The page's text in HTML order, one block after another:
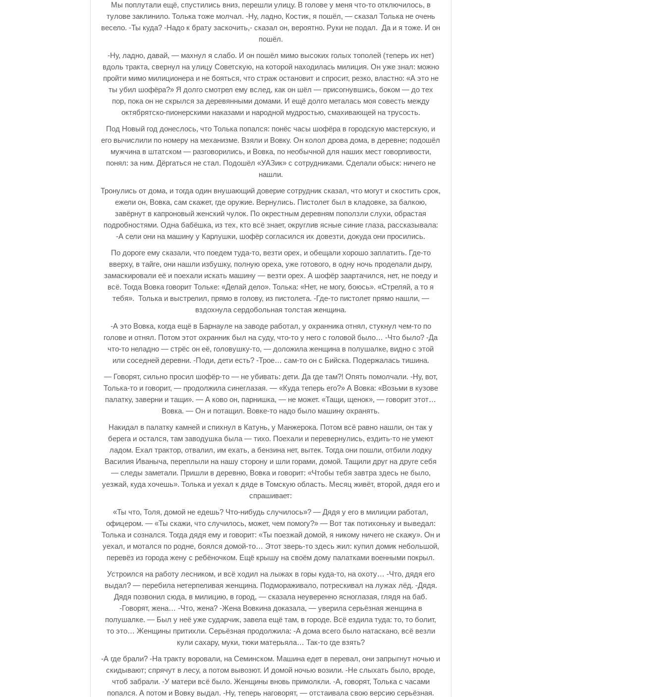
Мы поплутали ещё, спустились вниз, перешли улицу. В голове у меня что-то отключилось, в
тулове заклинило. Толька тоже молчал. -Ну, ладно, Костик, я пошёл, — сказал Толька не очень
весело. -Ты куда? -Надо к брату заскочить,- сказал он, вероятно. Руки не подал. Да и я тоже. И он
пошёл.
-Ну, ладно, давай, — махнул я слабо. И он пошёл мимо высоких голых тополей (теперь их нет)
вдоль тракта, свернул на улицу Советскую, на которой находилась милиция. Он уже знал: можно
пройти мимо милиционера и не бояться, что страж остановит и спросит, резко, властно: «А это не
ты убил шофёра?» Я долго смотрел ему вслед, как он шёл — присогнувшись, боком — до тех
пор, пока он не скрылся за деревянными домами. И ещё долго металась моя совесть между
октябрятско-пионерскими наказами и народной мудростью, смахивающей на трусость.
Под Новый год донеслось, что Толька попался: понёс часы шофёра в городскую мастерскую, и
его вычислили по номеру на механизме. Взяли и Вовку. Он колол дрова дома, в деревне; подошёл
мужчина в штатском — разговорились, и Вовка, по необычной для наших мест говорливости,
понял: за ним. Дёргаться не стал. Подошёл «УАЗик» с сотрудниками. Сделали обыск: ничего не
нашли.
Тронулись от дома, и тогда один внушающий доверие сотрудник сказал, что могут и скостить срок,
ежели он, Вовка, сам скажет, где оружие. Вернулись. Пистолет был в кладовке, за балкою,
завёрнут в капроновый женский чулок. По окрестным деревням поползли слухи, обрастая
подробностями. Одна бабёшка, из тех, кто всё знает, округлив ясные синие глаза, рассказывала:
-А сели они на машину у Карлушки, шофёр согласился их довезти, докуда они просились.
По дороге ему сказали, что поедем туда-то, везти орех, и обещали хорошо заплатить. Где-то
вверху, в тайге, они нашли избушку, полную ореха, уже готового, в одну ночь проделали дыру,
замаскировали её и поехали искать машину — везти орех. А шофёр заартачился, нет, не поеду и
всё. Тогда Вовка говорит Тольке: «Делай дело». Толька: «Нет, не могу, боюсь». «Стреляй, а то я
тебя». Толька и выстрелил, прямо в голову, из пистолета. -Где-то пистолет прямо нашли, —
вздохнула сердобольная толстая женщина.
-А это Вовка, когда ещё в Барнауле на заводе работал, у охранника отнял, стукнул чем-то по
голове и отнял. Потом этот охранник был на суду, что-то у него с головой было… -Что было? -Да
что-то неладно — стрёс он её, головушку-то, — доложила женщина в полушалке, видно с этой
или соседней деревни. -Поди, дети есть? -Трое… сам-то он с Бийска. Подержалась тишина.
— Говорят, сильно просил шофёр-то — не убивать: дети. Да где там?! Опять помолчали. -Ну, вот,
Толька-то и говорит, — продолжила синеглазая. — «Куда теперь его?» А Вовка: «Возьми в кузове
палатку, заверни и тащи». — А ково он, парнишка, — не может. «Тащи, щенок», — говорит этот…
Вовка. — Он и потащил. Вовке-то надо было машину охранять.
Накидал в палатку камней и спихнул в Катунь, у Манжерока. Потом всё равно нашли, он так у
берега и остался, там заводушка была — тихо. Поехали и перевернулись, ездить-то не умеют
ладом. Ехал трактор, отвалил, им ехать, а бензина нет, вытек. Тогда они пошли, отбили лодку
Василия Иваныча, переплыли на нашу сторону и шли горами, домой. Тащили друг на друге себя
— следы заметали. Пришли в деревню, Вовка и говорит: «Чтобы тебя завтра здесь не было,
уезжай, куда хочешь». Толька и уехал к дяде в Томскую область. Месяц живёт, второй, дядя его и
спрашивает:
«Ты что, Толя, домой не едешь? Что-нибудь случилось»? — Дядя у его в милиции работал,
офицером. — «Ты скажи, что случилось, может, чем помогу?» — Вот так потихоньку и выведал:
Толька и сознался. Тогда дядя ему и говорит: «Ты поезжай домой, я никому ничего не скажу». Он и
уехал, и мотался по родне, боялся домой-то… Этот зверь-то здесь жил: купил домик небольшой,
перевёз из города жену с ребёночком. Ещё крышу на своём дому палатками военными покрыл.
Устроился на работу лесником, и всё ходил на лыжах в горы куда-то, на охоту… -Что, дядя его
выдал? — перебила нетерпеливая женщина. Подмораживало, потрескивал на лужах лёд. -Дядя.
Дядя позвонил сюда, в милицию, в город, — сказала неуверенно ясноглазая, глядя на баб.
-Говорят, жена… -Что, жена? -Жена Вовкина доказала, — уверила серьёзная женщина в
полушалке. — Был у неё уже сударчик, завела ещё там, в городе. Всё ездила туда: то, то болит,
то это… Женщины притихли. Серьёзная продолжила: -А дома всего было натаскано, всё везли
кули сахару, муки, тюки матерьяла… Так-то где взять?
-А где брали? -На тракту воровали, на Семинском. Машина едет в перевал, они запрыгнут ночью и
скидывают; спрячут в лесу, а потом вывозют. И домой ночью возили. -Не слыхать было, вроде,
чтоб забрали. -У матери всё было. Женщины вновь примолкли. -А, говорят, Толька с часами
попался. А потом и Вовку выдал. -Ну, теперь наговорят, — отстаивала свою версию серьёзная.